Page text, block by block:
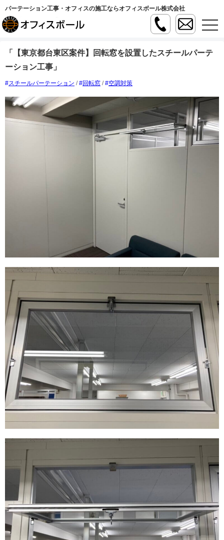
パーテーション工事・オフィスの施工ならオフィスボール株式会社
t
o
l
g
i
o
n
「【東京都台東区案件】回転窓を設置したスチールパーテ
ーション工事」
スチールパーテーション / 回転窓 / 空調対策